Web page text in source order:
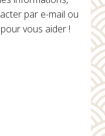
par e-mail ou
vous aider !